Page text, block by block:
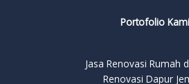
Portofolio Kami
Jasa Renovasi Rumah
Renovasi Dapur